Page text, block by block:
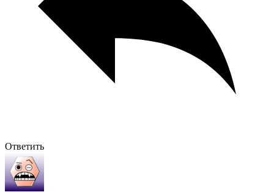
Ответить